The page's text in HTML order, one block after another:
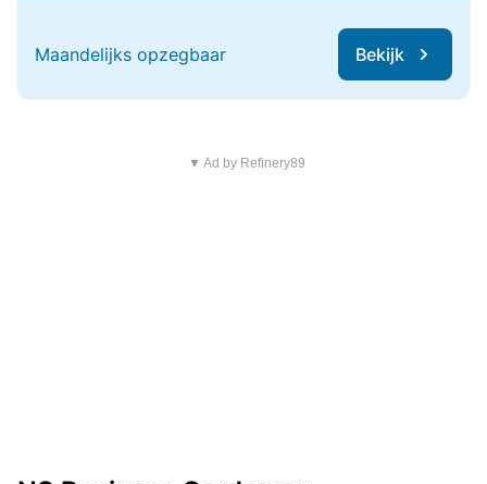
Maandelijks opzegbaar Bekijk
▼ Ad by Refinery89